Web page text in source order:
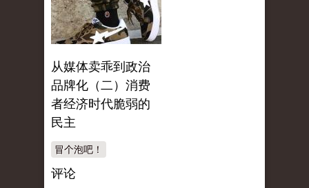
从媒体卖乖到政治
品牌化（二）消费
者经济时代脆弱的
民主
冒个泡吧！
评论